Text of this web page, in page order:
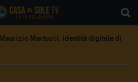
Maurizio Martucci: identità digitale di